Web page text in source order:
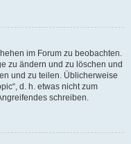
im Forum zu beobachten.
zu ändern und zu löschen und
und zu teilen. Üblicherweise
d. h. etwas nicht zum
schreiben.